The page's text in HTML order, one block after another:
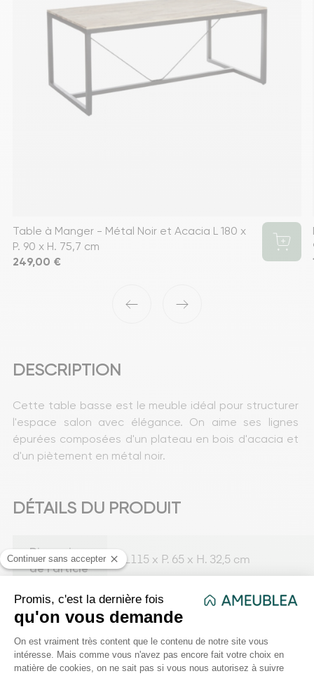
Table à Manger - Métal Noir et Acacia L 180 x
P. 90 x H. 75,7 cm
Prix
249,00 €
‹ ›
DESCRIPTION
Cette table basse est le meuble idéal pour structurer
l'espace salon avec élégance. On aime ses lignes
épurées composées d'un plateau en bois d'acacia et
d'un piètement en métal noir.
DÉTAILS DU PRODUIT
Dimensions
de l'article
L115 x P. 65 x H. 32,5 cm
Poids net 10,5 kg
VOUS AIMEREZ AUSSI